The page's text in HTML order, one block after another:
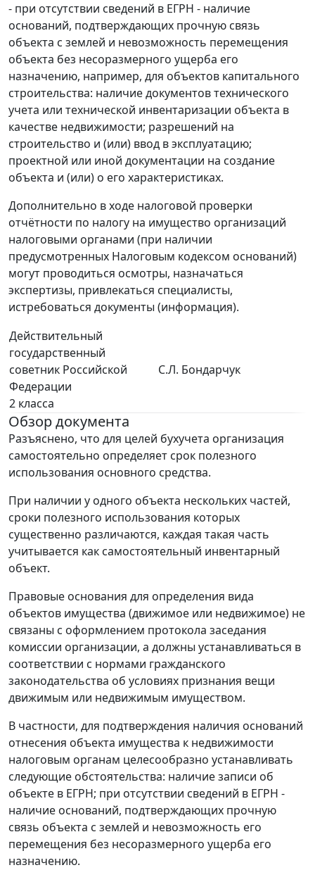
- при отсутствии сведений в ЕГРН - наличие
оснований, подтверждающих прочную связь
объекта с землей и невозможность перемещения
объекта без несоразмерного ущерба его
назначению, например, для объектов капитального
строительства: наличие документов технического
учета или технической инвентаризации объекта в
качестве недвижимости; разрешений на
строительство и (или) ввод в эксплуатацию;
проектной или иной документации на создание
объекта и (или) о его характеристиках.
Дополнительно в ходе налоговой проверки
отчётности по налогу на имущество организаций
налоговыми органами (при наличии
предусмотренных Налоговым кодексом оснований)
могут проводиться осмотры, назначаться
экспертизы, привлекаться специалисты,
истребоваться документы (информация).
Действительный
государственный
советник Российской
Федерации
2 класса
С.Л. Бондарчук
Обзор документа
Разъяснено, что для целей бухучета организация
самостоятельно определяет срок полезного
использования основного средства.
При наличии у одного объекта нескольких частей,
сроки полезного использования которых
существенно различаются, каждая такая часть
учитывается как самостоятельный инвентарный
объект.
Правовые основания для определения вида
объектов имущества (движимое или недвижимое) не
связаны с оформлением протокола заседания
комиссии организации, а должны устанавливаться в
соответствии с нормами гражданского
законодательства об условиях признания вещи
движимым или недвижимым имуществом.
В частности, для подтверждения наличия оснований
отнесения объекта имущества к недвижимости
налоговым органам целесообразно устанавливать
следующие обстоятельства: наличие записи об
объекте в ЕГРН; при отсутствии сведений в ЕГРН -
наличие оснований, подтверждающих прочную
связь объекта с землей и невозможность его
перемещения без несоразмерного ущерба его
назначению.